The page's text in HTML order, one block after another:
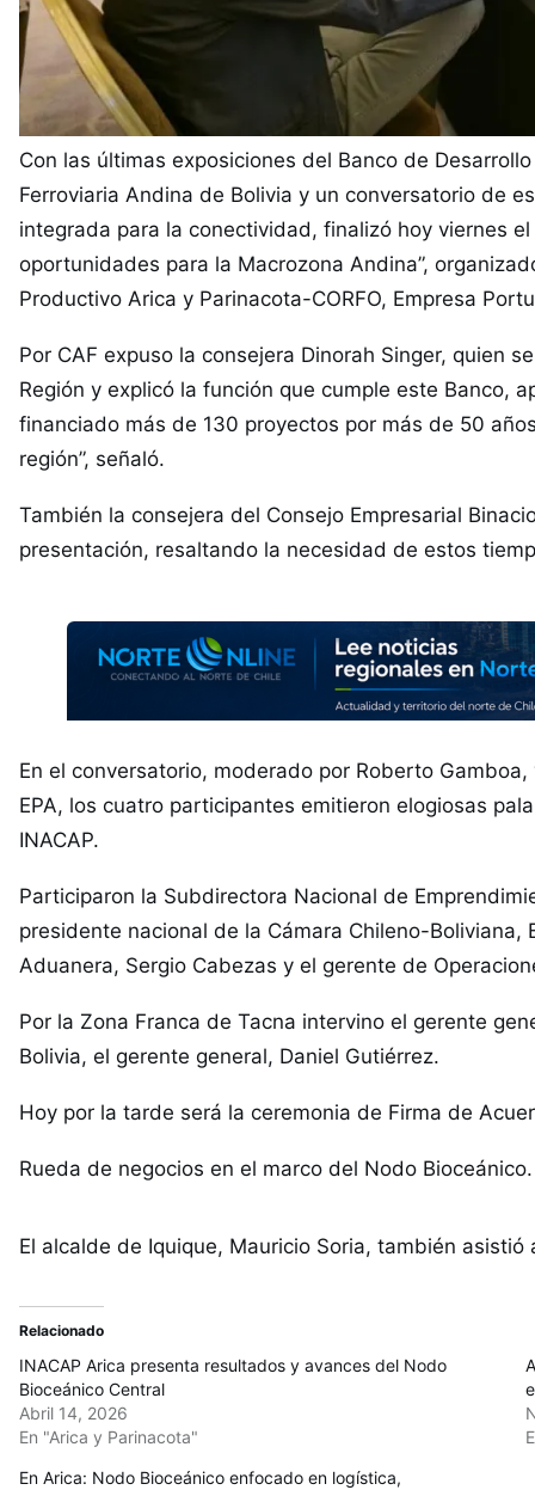
Con las últimas exposiciones del Banco de
Ferroviaria Andina de Bolivia y un conversatorio de
integrada para la conectividad, finalizó hoy viernes
oportunidades para la Macrozona Andina”,
Productivo Arica y Parinacota-CORFO, Empresa
Por CAF expuso la consejera Dinorah Singer, quien
Región y explicó la función que cumple este Banco,
financiado más de 130 proyectos por más de 50
región”, señaló.
También la consejera del Consejo Empresarial
presentación, resaltando la necesidad de estos
En el conversatorio, moderado por Roberto
EPA, los cuatro participantes emitieron elogiosas
INACAP.
Participaron la Subdirectora Nacional de
presidente nacional de la Cámara Chileno-Boliviana,
Aduanera, Sergio Cabezas y el gerente de
Por la Zona Franca de Tacna intervino el gerente
Bolivia, el gerente general, Daniel Gutiérrez.
Hoy por la tarde será la ceremonia de Firma de
Rueda de negocios en el marco del Nodo Bioceánico.
El alcalde de Iquique, Mauricio Soria, también
Relacionado
INACAP Arica presenta resultados y avances del Nodo
Bioceánico Central
Abril 14, 2026
En "Arica y Parinacota"
En Arica: Nodo Bioceánico enfocado en logística,